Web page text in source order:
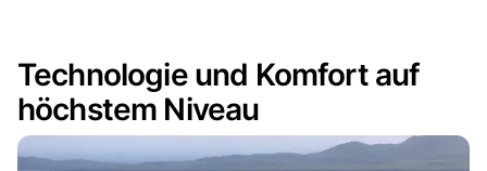
Technologie und Komfort auf
höchstem Niveau